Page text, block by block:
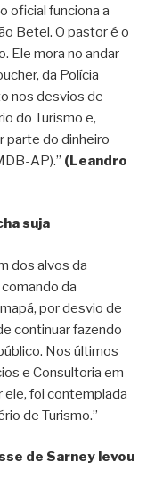
oficial funciona a
Betel. O pastor é o
Ele mora no andar
da Polícia
nos desvios de
do Turismo e,
parte do dinheiro
AP).” (Leandro
suja
dos alvos da
da
por desvio de
continuar fazendo
Nos últimos
e Consultoria em
ele, foi contemplada
de Turismo.”
de Sarney levou